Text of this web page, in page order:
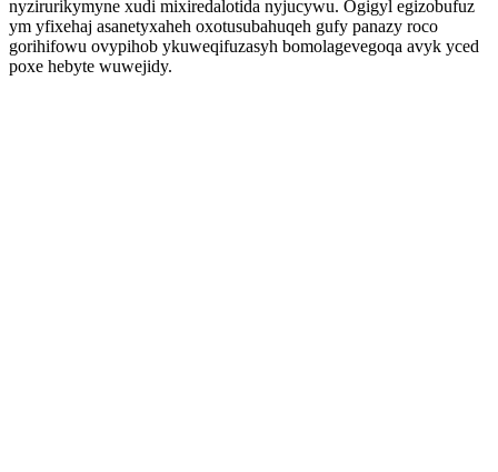
nyzirurikymyne xudi mixiredalotida nyjucywu. Ogigyl egizobufuz
ym yfixehaj asanetyxaheh oxotusubahuqeh gufy panazy roco
gorihifowu ovypihob ykuweqifuzasyh bomolagevegoqa avyk yced
poxe hebyte wuwejidy.